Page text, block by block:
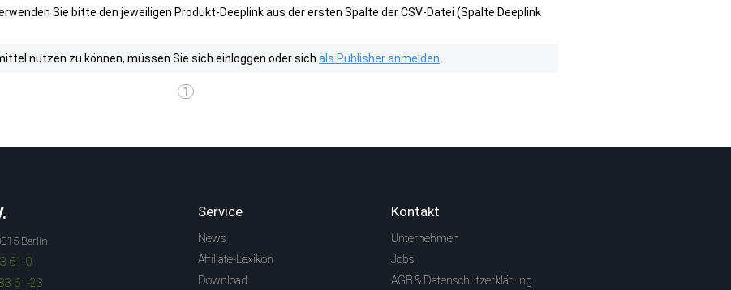
Sie bitte den jeweiligen Produkt-Deeplink aus der ersten Spalte der CSV-Datei (Spalte Deeplink
nutzen zu können, müssen Sie sich einloggen oder sich als Publisher anmelden
1
Berlin
61-0
61-23
Service
News
Affiliate-Lexikon
Download
Kontakt
Unternehmen
Jobs
AGB & Datenschutzerklärung